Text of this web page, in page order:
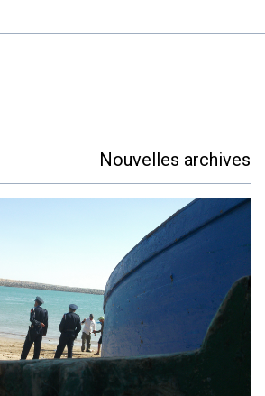
Nouvelles archives